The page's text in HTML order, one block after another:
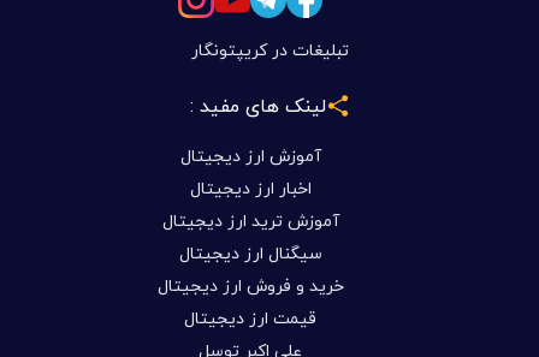
تبلیغات در کریپتونگار
لینک های مفید :
آموزش ارز دیجیتال
اخبار ارز دیجیتال
آموزش ترید ارز دیجیتال
سیگنال ارز دیجیتال
خرید و فروش ارز دیجیتال
قیمت ارز دیجیتال
علی اکبر توسل